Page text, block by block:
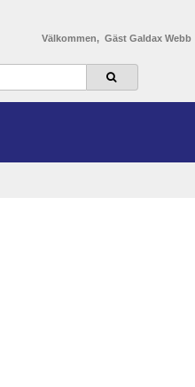
Välkommen, Gäst Galdax Webb